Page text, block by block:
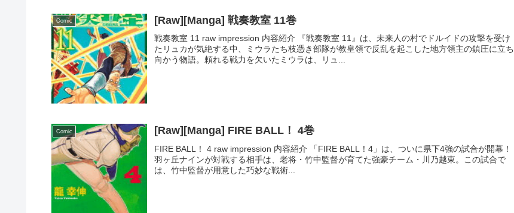
Comic [Raw][Manga] 戦奏教室 11巻
戦奏教室 11 raw impression 内容紹介 『戦奏教室 11』は、未来人の村でドルイドの攻撃を受け
たリュカが気絶する中、ミウラたち枝憑き部隊が教皇領で反乱を起こした地方領主の鎮圧に立ち
向かう物語。頼れる戦力を欠いたミウラは、リュ...
Comic [Raw][Manga] FIRE BALL！ 4巻
FIRE BALL！ 4 raw impression 内容紹介 「FIRE BALL！4」は、ついに県下4強の試合が開幕！
羽ヶ丘ナインが対戦する相手は、老将・竹中監督が育てた強豪チーム・川乃越東。この試合で
は、竹中監督が用意した巧妙な戦術...